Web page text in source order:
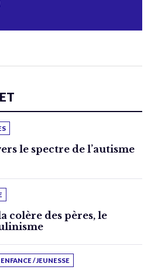
le spectre de l’autisme
colère des pères, le
/ JEUNESSE